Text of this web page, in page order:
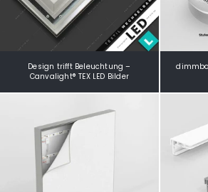
Design trifft Beleuchtung –
Canvalight® TEX LED Bilder